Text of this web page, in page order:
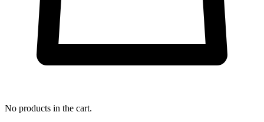
No products in the cart.